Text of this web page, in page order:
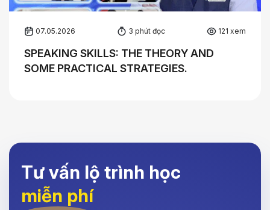
07.05.2026 3 phút đọc 121 xem
SPEAKING SKILLS: THE THEORY AND
SOME PRACTICAL STRATEGIES.
Tư vấn lộ trình học
miễn phí